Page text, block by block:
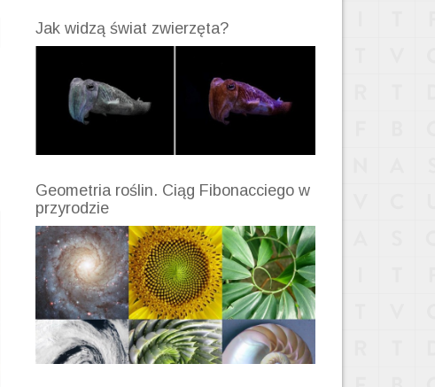
Jak widzą świat zwierzęta?
Geometria roślin. Ciąg Fibonacciego w
przyrodzie